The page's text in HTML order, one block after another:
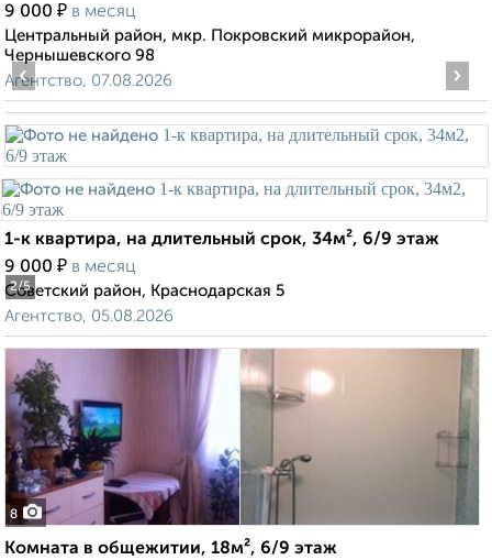
9 000 ₽ в месяц
Центральный район, мкр. Покровский микрорайон,
Чернышевского 98
Агентство, 07.08.2026
2/5
‹ ›
1-к квартира, на длительный срок, 34м², 6/9 этаж
9 000 ₽ в месяц
Советский район, Краснодарская 5
Агентство, 05.08.2026
8
Комната в общежитии, 18м², 6/9 этаж